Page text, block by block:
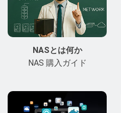
NASとは何か
NAS 購入ガイド